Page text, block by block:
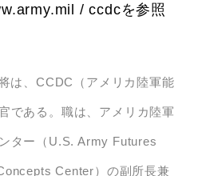
/ ccdcを参照
は、CCDC（アメリカ陸軍能
である。職は、アメリカ陸軍
ター（U.S. Army Futures
Center）の副所長兼